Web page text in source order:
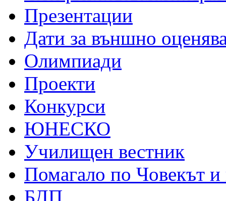
Презентации
Дати за външно
Олимпиади
Проекти
Конкурси
ЮНЕСКО
Училищен вестник
Помагало по Човекът и